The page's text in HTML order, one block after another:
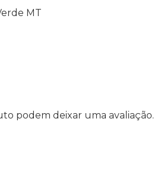
MT
podem deixar uma avaliação.